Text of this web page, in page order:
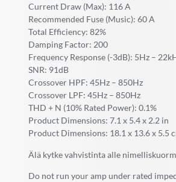
Current Draw (Max): 116 A
Recommended Fuse (Music): 60 A
Total Efficiency: 82%
Damping Factor: 200
Frequency Response (-3dB): 5Hz –
SNR: 91dB
Crossover HPF: 45Hz – 850Hz
Crossover LPF: 45Hz – 850Hz
THD + N (10% Rated Power): 0.1%
Product Dimensions: 7.1 x 5.4 x 2.2 in
Product Dimensions: 18.1 x 13.6 x 5.5
Älä kytke vahvistinta alle
Do not run your amp under rated